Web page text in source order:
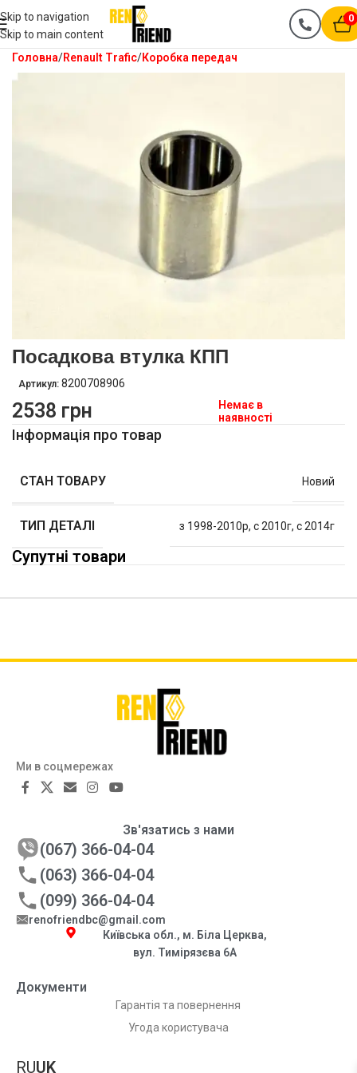
Skip to navigation
Skip to main content
0
Головна Renault Trafic Коробка передач
Посадкова втулка КПП
Артикул: 8200708906
2538 грн
Немає в
наявності
Інформація про товар
СТАН ТОВАРУ Новий
ТИП ДЕТАЛІ з 1998-2010р, с 2010г, с 2014г
Супутні товари
Ми в соцмережах
Документи
Гарантія та повернення
Угода користувача
Зв'язатись з нами
(067) 366-04-04
(063) 366-04-04
(099) 366-04-04
renofriendbc@gmail.com
Київська обл., м. Біла Церква,
вул. Тимірязєва 6А
RUUK